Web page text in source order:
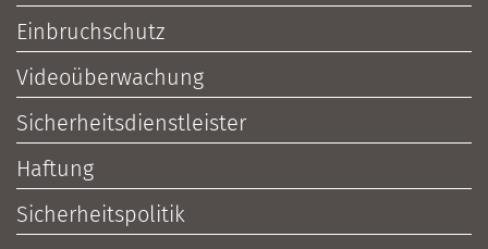
Einbruchschutz
Videoüberwachung
Sicherheitsdienstleister
Haftung
Sicherheitspolitik